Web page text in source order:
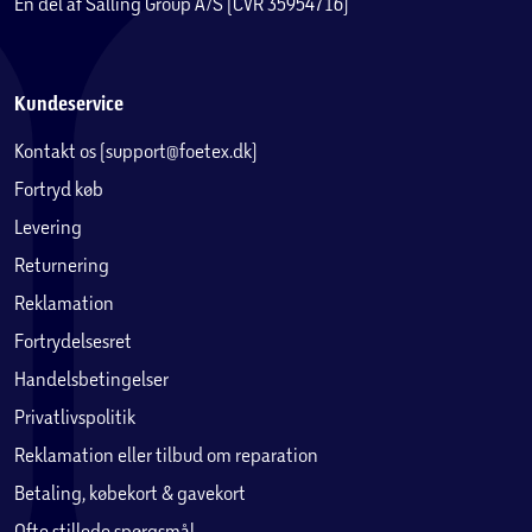
cykelsamling tilkøbes, så cyklen kan bruges ved
Kundeservice
Kontakt os (support@foetex.dk)
Fortryd køb
Levering
Returnering
Reklamation
Fortrydelsesret
Handelsbetingelser
Privatlivspolitik
Reklamation eller tilbud om reparation
Betaling, købekort & gavekort